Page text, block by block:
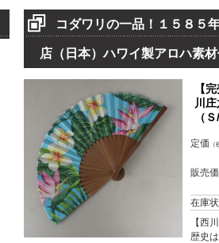
コダワリの一品！１５８５
店（日本）ハワイ製アロハ素
【
川
（
定価 （
販売
在庫
【西
歴史